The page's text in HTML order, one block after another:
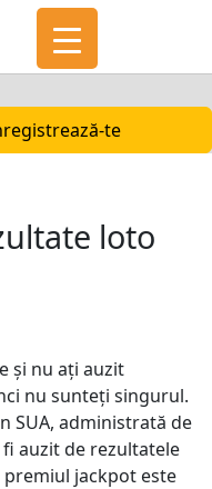
te
loto
și nu ați auzit
nu sunteți singurul.
SUA, administrată de
auzit de rezultatele
premiul jackpot este